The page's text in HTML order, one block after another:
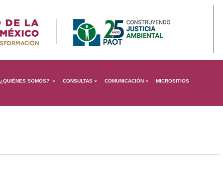
¿QUIÉNES SOMOS? CONSULTAS COMUNICACIÓN MICROSITIOS